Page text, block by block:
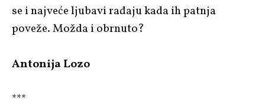
se i najveće ljubavi rađaju kada ih patnja
poveže. Možda i obrnuto?
Antonija Lozo
***